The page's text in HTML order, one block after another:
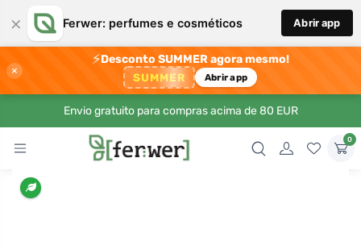
× Ferwer: perfumes e cosméticos Abrir app
×
⚡Desconto SUMMER agora mesmo!
SUMMER Abrir app
Envio gratuito para compras acima de 80 EUR
0